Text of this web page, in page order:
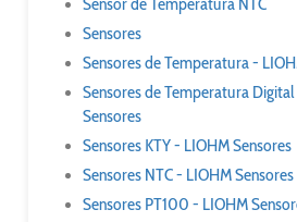
Sensores
Sensores de Temperatura -
Sensores de Temperatura
Sensores
Sensores KTY - LIOHM Sensores
Sensores NTC - LIOHM Sensores
Sensores PT100 - LIOHM